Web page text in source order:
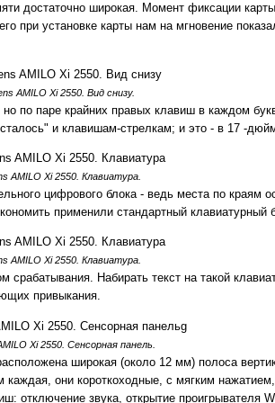
достаточно широкая. Момент фиксации
при установке карты нам на мгновение
AMILO Xi 2550. Вид снизу.
по паре крайних правых клавиш в каждом
и клавишам-стрелкам; и это - в 17 -
AMILO Xi 2550. Клавиатура.
цифрового блока - ведь места по краям
применили стандартный клавиатурный
AMILO Xi 2550. Клавиатура.
срабатывания. Набирать текст на такой
привыкания.
Xi 2550. Сенсорная панель.
широкая (около 12 мм) полоса
они короткоходные, с мягким нажатием,
отключение звука, открытие проигрывателя